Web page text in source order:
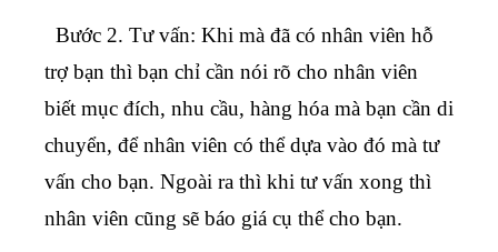
Bước 2. Tư vấn: Khi mà đã có nhân viên hỗ
trợ bạn thì bạn chỉ cần nói rõ cho nhân viên
biết mục đích, nhu cầu, hàng hóa mà bạn cần di
chuyển, để nhân viên có thể dựa vào đó mà tư
vấn cho bạn. Ngoài ra thì khi tư vấn xong thì
nhân viên cũng sẽ báo giá cụ thể cho bạn.